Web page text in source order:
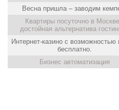
Весна пришла – заводим
Квартиры посуточно в
достойная альтернатива
Интернет-казино с возможностью
бесплатно.
Бизнес автоматизация